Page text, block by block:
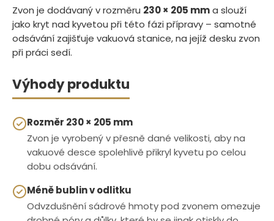
Zvon je dodávaný v rozměru 230 × 205 mma slouží
jako kryt nad kyvetou při této fázi přípravy – samotné
odsávání zajišťuje vakuová stanice, na jejíž desku zvon
při práci sedí.
Výhody produktu
Rozměr 230 × 205 mm
Zvon je vyrobený v přesně dané velikosti, aby na
vakuové desce spolehlivě přikryl kyvetu po celou
dobu odsávání.
Méně bublin v odlitku
Odvzdušnění sádrové hmoty pod zvonem omezuje